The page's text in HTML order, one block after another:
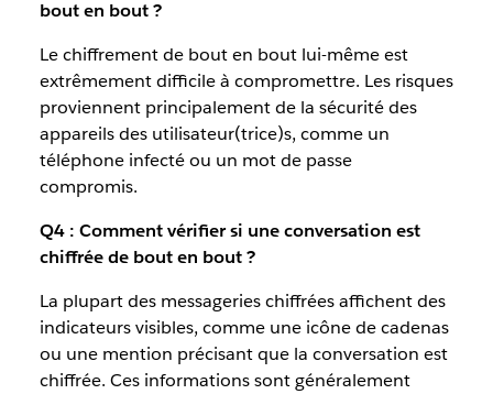
bout en bout ?
Le chiffrement de bout en bout lui-même est
extrêmement difficile à compromettre. Les risques
proviennent principalement de la sécurité des
appareils des utilisateur(trice)s, comme un
téléphone infecté ou un mot de passe
compromis.
Q4 : Comment vérifier si une conversation est
chiffrée de bout en bout ?
La plupart des messageries chiffrées affichent des
indicateurs visibles, comme une icône de cadenas
ou une mention précisant que la conversation est
chiffrée. Ces informations sont généralement